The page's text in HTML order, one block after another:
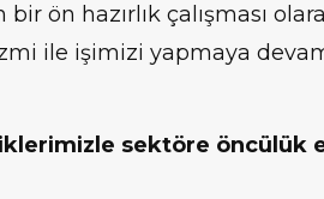
bir ön hazırlık çalışması
ile işimizi yapmaya
sektöre öncülük